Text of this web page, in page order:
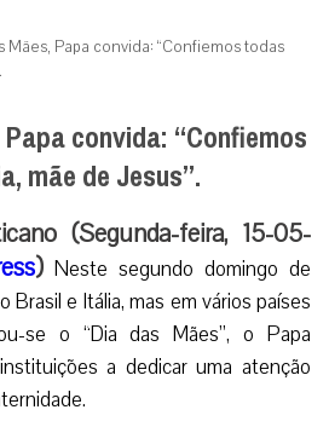
Mães, Papa convida: “Confiemos todas
convida: “Confiemos
mãe de Jesus”.
(Segunda-feira, 15-05-
) Neste segundo domingo de
Brasil e Itália, mas em vários países
se o “Dia das Mães”, o Papa
a dedicar uma atenção